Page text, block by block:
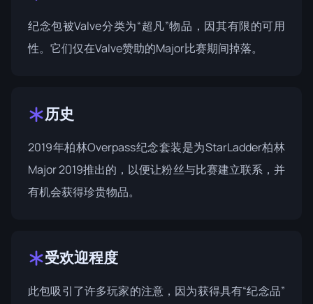
纪念包被Valve分类为“超凡”物品，因其有限的可用
性。它们仅在Valve赞助的Major比赛期间掉落。
历史
2019年柏林Overpass纪念套装是为StarLadder柏林
Major 2019推出的，以便让粉丝与比赛建立联系，并
有机会获得珍贵物品。
受欢迎程度
此包吸引了许多玩家的注意，因为获得具有“纪念品”